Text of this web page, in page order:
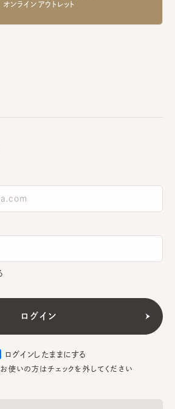
オンラインアウトレット
ログインしたままにする
使いの方はチェックを外してください